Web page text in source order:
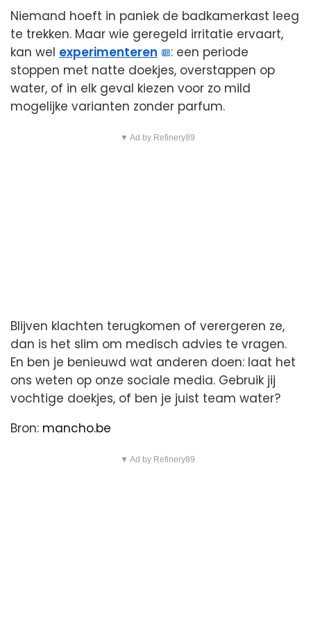
Niemand hoeft in paniek de badkamerkast leeg
te trekken. Maar wie geregeld irritatie ervaart,
kan wel experimenteren
: een periode
stoppen met natte doekjes, overstappen op
water, of in elk geval kiezen voor zo mild
mogelijke varianten zonder parfum.
▼ Ad by Refinery89
Blijven klachten terugkomen of verergeren ze,
dan is het slim om medisch advies te vragen.
En ben je benieuwd wat anderen doen: laat het
ons weten op onze sociale media. Gebruik jij
vochtige doekjes, of ben je juist team water?
Bron: mancho.be
▼ Ad by Refinery89